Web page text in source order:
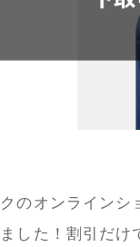
のオンライン
した！割引だけ